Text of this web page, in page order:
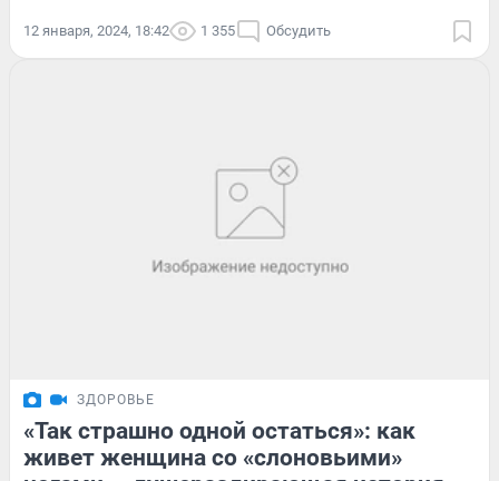
12 января, 2024, 18:42 1 355 Обсудить
ЗДОРОВЬЕ
«Так страшно одной остаться»: как
живет женщина со «слоновьими»